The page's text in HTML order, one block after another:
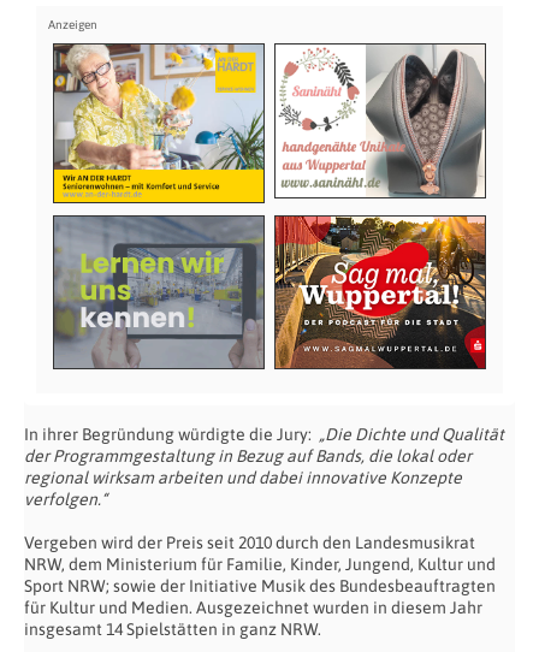
In ihrer Begründung würdigte die Jury: „Die Dichte und Qualität
der Programmgestaltung in Bezug auf Bands, die lokal oder
regional wirksam arbeiten und dabei innovative Konzepte
verfolgen.“
Vergeben wird der Preis seit 2010 durch den Landesmusikrat
NRW, dem Ministerium für Familie, Kinder, Jungend, Kultur und
Sport NRW; sowie der Initiative Musik des Bundesbeauftragten
für Kultur und Medien. Ausgezeichnet wurden in diesem Jahr
insgesamt 14 Spielstätten in ganz NRW.